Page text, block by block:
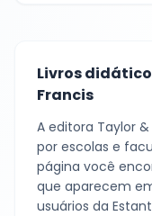
Livros
Francis
A editora Taylor
por escolas e
página você
que aparecem
usuários da